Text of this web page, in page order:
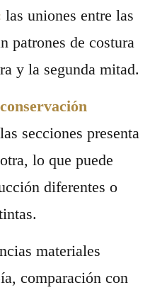
las uniones entre las
patrones de costura
y la segunda mitad.
secciones presenta
lo que puede
diferentes o
materiales
comparación con